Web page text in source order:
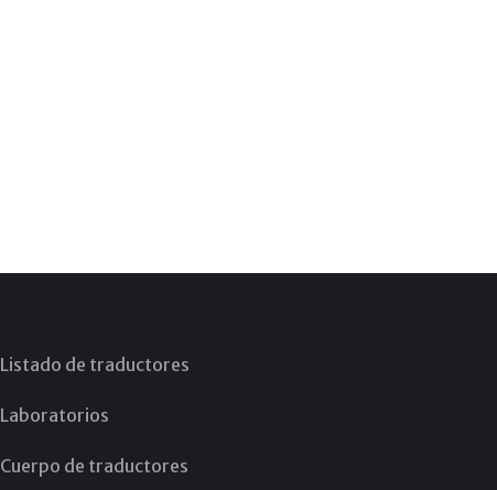
Listado de traductores
Laboratorios
Cuerpo de traductores